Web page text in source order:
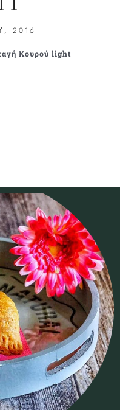
2016
Κουρού light